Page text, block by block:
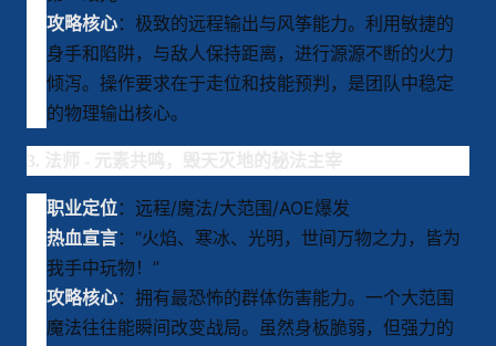
攻略核心：极致的远程输出与风筝能力。利用敏捷的
身手和陷阱，与敌人保持距离，进行源源不断的火力
倾泻。操作要求在于走位和技能预判，是团队中稳定
的物理输出核心。
职业定位：远程/魔法/大范围/AOE爆发
热血宣言：“火焰、寒冰、光明，世间万物之力，皆为
我手中玩物！”
攻略核心：拥有最恐怖的群体伤害能力。一个大范围
魔法往往能瞬间改变战局。虽然身板脆弱，但强力的